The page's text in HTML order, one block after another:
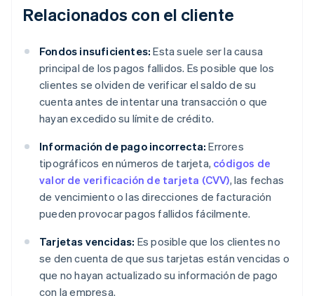
Relacionados con el cliente
Fondos insuficientes: Esta suele ser la causa
principal de los pagos fallidos. Es posible que los
clientes se olviden de verificar el saldo de su
cuenta antes de intentar una transacción o que
hayan excedido su límite de crédito.
Información de pago incorrecta: Errores
tipográficos en números de tarjeta, códigos de
valor de verificación de tarjeta (CVV), las fechas
de vencimiento o las direcciones de facturación
pueden provocar pagos fallidos fácilmente.
Tarjetas vencidas: Es posible que los clientes no
se den cuenta de que sus tarjetas están vencidas o
que no hayan actualizado su información de pago
con la empresa.